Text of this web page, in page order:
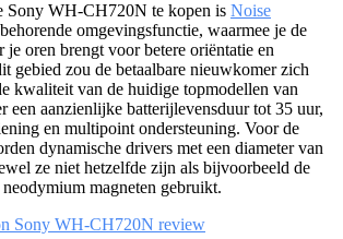
Sony WH-CH720N te kopen is Noise
omgevingsfunctie, waarmee je de
je oren brengt voor betere oriëntatie en
gebied zou de betaalbare nieuwkomer zich
kwaliteit van de huidige topmodellen van
een aanzienlijke batterijlevensduur tot 35 uur,
en multipoint ondersteuning. Voor de
dynamische drivers met een diameter van
ze niet hetzelfde zijn als bijvoorbeeld de
magneten gebruikt.